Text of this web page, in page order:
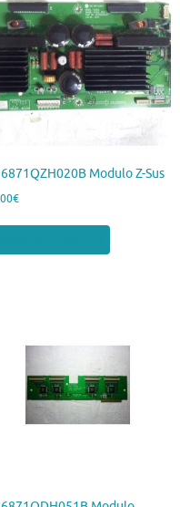
6871QZH020B Modulo Z-Sus
€